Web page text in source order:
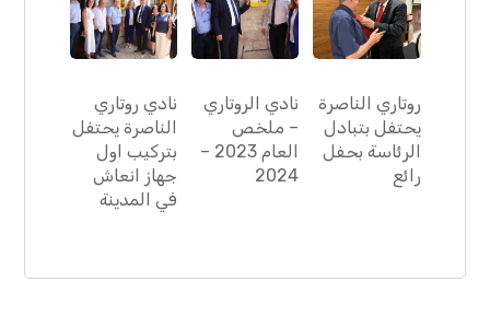
روتاري الناصرة
يحتفل بتبادل
الرئاسة بحفل
رائع
نادي الروتاري
– ملخص
العام 2023 –
2024
نادي روتاري
الناصرة يحتفل
بتركيب اول
جهاز انعاش
في المدينة